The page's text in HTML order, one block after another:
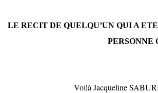
LE RECIT DE QUELQU’UN QUI A
PERSONNE
Voilà Jacqueline